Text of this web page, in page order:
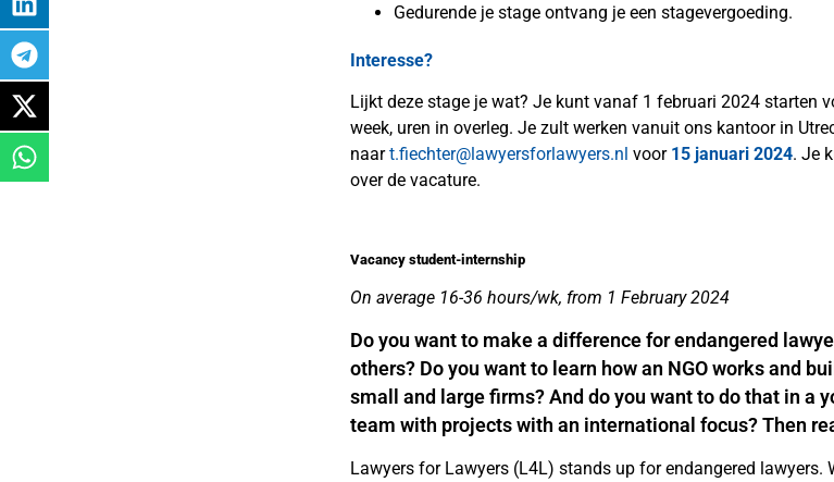
Gedurende je stage ontvang je een stage­vergoeding.
Interesse?
Lijkt deze stage je wat? Je kunt vanaf 1 februari 2024 starten
week, uren in overleg. Je zult werken vanuit ons kantoor in
naart.fiechter@lawyersforlawyers.nl voor15 januari 2024. Je
over de vacature.
Vacancy student-internship
On average 16-36 hours/wk, from 1 February 2024
Do you want to make a difference for endangered
others? Do you want to learn how an NGO works and
small and large firms? And do you want to do that in a
team with projects with an international focus? Then
Lawyers for Lawyers (L4L) stands up for endangered lawyers.